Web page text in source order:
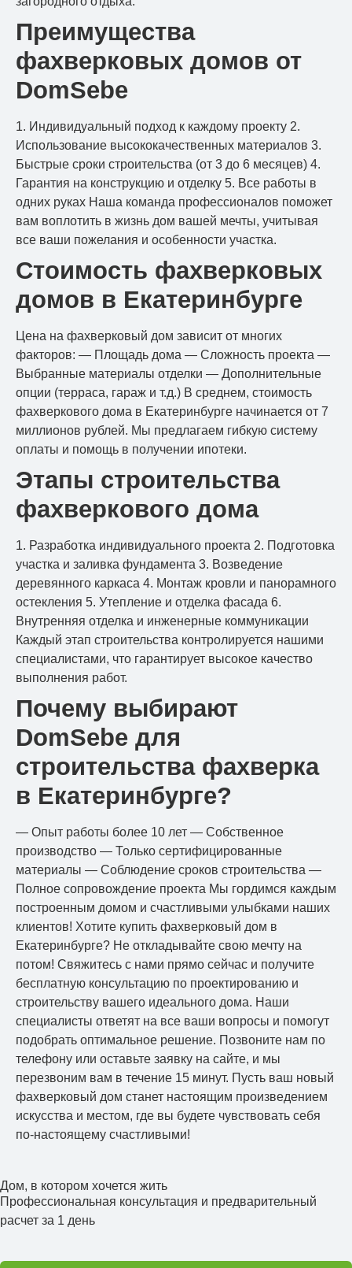
Преимущества
фахверковых домов от
DomSebe
1. Индивидуальный подход к каждому проекту 2.
Использование высококачественных материалов 3.
Быстрые сроки строительства (от 3 до 6 месяцев) 4.
Гарантия на конструкцию и отделку 5. Все работы в
одних руках Наша команда профессионалов поможет
вам воплотить в жизнь дом вашей мечты, учитывая
все ваши пожелания и особенности участка.
Стоимость фахверковых
домов в Екатеринбурге
Цена на фахверковый дом зависит от многих
факторов: — Площадь дома — Сложность проекта —
Выбранные материалы отделки — Дополнительные
опции (терраса, гараж и т.д.) В среднем, стоимость
фахверкового дома в Екатеринбурге начинается от 7
миллионов рублей. Мы предлагаем гибкую систему
оплаты и помощь в получении ипотеки.
Этапы строительства
фахверкового дома
1. Разработка индивидуального проекта 2. Подготовка
участка и заливка фундамента 3. Возведение
деревянного каркаса 4. Монтаж кровли и панорамного
остекления 5. Утепление и отделка фасада 6.
Внутренняя отделка и инженерные коммуникации
Каждый этап строительства контролируется нашими
специалистами, что гарантирует высокое качество
выполнения работ.
Почему выбирают
DomSebe для
строительства фахверка
в Екатеринбурге?
— Опыт работы более 10 лет — Собственное
производство — Только сертифицированные
материалы — Соблюдение сроков строительства —
Полное сопровождение проекта Мы гордимся каждым
построенным домом и счастливыми улыбками наших
клиентов! Хотите купить фахверковый дом в
Екатеринбурге? Не откладывайте свою мечту на
потом! Свяжитесь с нами прямо сейчас и получите
бесплатную консультацию по проектированию и
строительству вашего идеального дома. Наши
специалисты ответят на все ваши вопросы и помогут
подобрать оптимальное решение. Позвоните нам по
телефону или оставьте заявку на сайте, и мы
перезвоним вам в течение 15 минут. Пусть ваш новый
фахверковый дом станет настоящим произведением
искусства и местом, где вы будете чувствовать себя
по-настоящему счастливыми!
Дом, в котором хочется жить
Профессиональная консультация и предварительный
расчет за 1 день